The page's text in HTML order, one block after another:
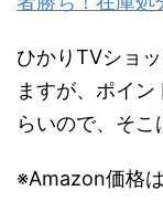
ひかりTVショ
ますが、ポイ
らいので、そこ
※Amazon価格